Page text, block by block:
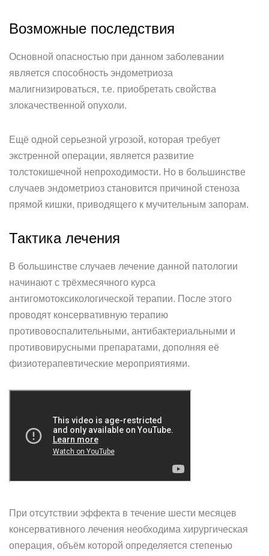
Возможные последствия
Основной опасностью при данном заболевании
является способность эндометриоза
малигнизироваться, т.е. приобретать свойства
злокачественной опухоли.
Ещё одной серьезной угрозой, которая требует
экстренной операции, является развитие
толстокишечной непроходимости. Но в большинстве
случаев эндометриоз становится причиной стеноза
прямой кишки, приводящего к мучительным запорам.
Тактика лечения
В большинстве случаев лечение данной патологии
начинают с трёхмесячного курса
антигомотоксикологической терапии. После этого
проводят консервативную терапию
противовоспалительными, антибактериальными и
противовирусными препаратами, дополняя её
физиотерапевтические мероприятиями.
При отсутствии эффекта в течение шести месяцев
консервативного лечения необходима хирургическая
операция, объём которой определяется степенью